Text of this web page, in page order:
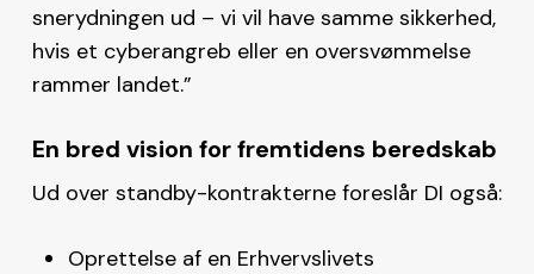
snerydningen ud – vi vil have samme sikkerhed,
hvis et cyberangreb eller en oversvømmelse
rammer landet.”
En bred vision for fremtidens beredskab
Ud over standby-kontrakterne foreslår DI også:
Oprettelse af en Erhvervslivets